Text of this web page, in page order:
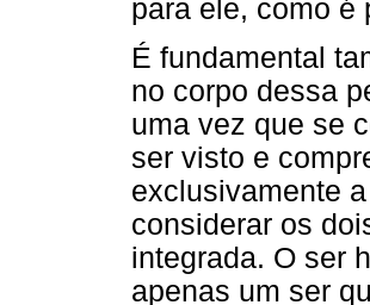
para ele, como é
É fundamental
no corpo dessa
uma vez que se
ser visto e
exclusivamente
considerar os
integrada. O ser
apenas um ser